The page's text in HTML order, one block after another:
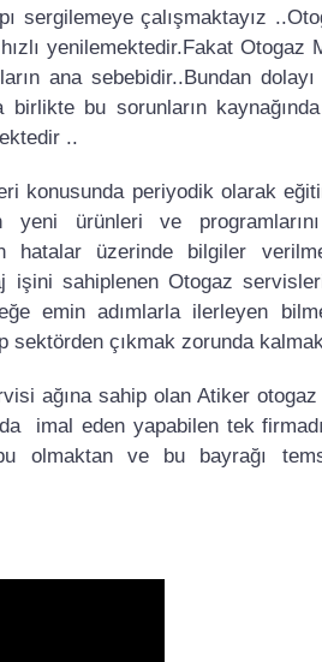
sergilemeye çalışmaktayız
yenilemektedir.Fakat Otogaz
ana sebebidir..Bundan
bu sorunların
..
konusunda periyodik olarak
ürünleri ve programlarını
hatalar üzerinde bilgiler
işini sahiplenen Otogaz
emin adımlarla ilerleyen
çıkmak zorunda
ağına sahip olan Atiker
imal eden yapabilen tek
olmaktan ve bu bayrağı